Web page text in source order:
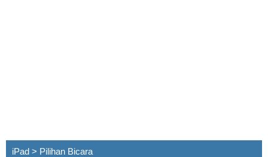
iPad > Pilihan Bicara